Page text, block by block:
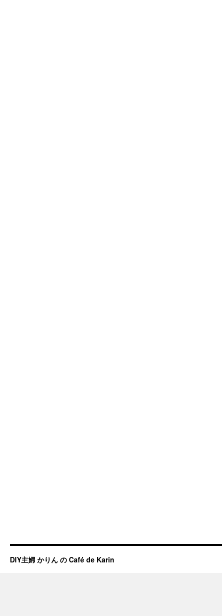
DIY主婦 かりん の Café de Karin